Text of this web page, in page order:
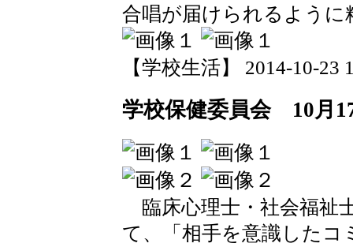
合唱が届けられるよう
【学校生活】 2014-10-23
学校保健委員会 10月
臨床心理士・社会福祉
て、「相手を意識した